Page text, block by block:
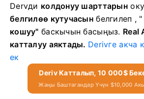
Dervди колдонуу шарттарын
белгилөө кутучасын белгилеп , "
кошуу" баскычын басыңыз. Real
катталуу аяктады. Derivге акча
ек
Deriv Катталып, 10 000$
Жаңы Баштагандар Үчүн $10,000